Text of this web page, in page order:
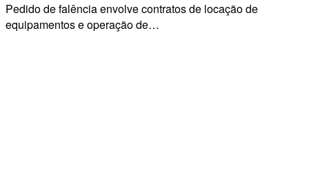
Pedido de falência envolve contratos de locação de
equipamentos e operação de…